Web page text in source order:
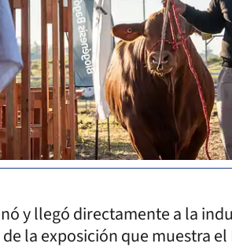
y llegó directamente a la
la exposición que muestra el